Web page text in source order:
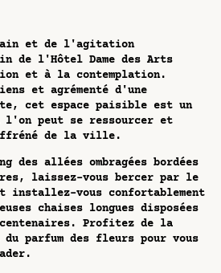
et de l'agitation
de l'Hôtel Dame des Arts
et à la contemplation.
et agrémenté d'une
cet espace paisible est un
l'on peut se ressourcer et
de la ville.
des allées ombragées bordées
laissez-vous bercer par le
installez-vous confortablement
chaises longues disposées
Profitez de la
parfum des fleurs pour vous